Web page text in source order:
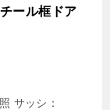
ール框ドア
サッシ：